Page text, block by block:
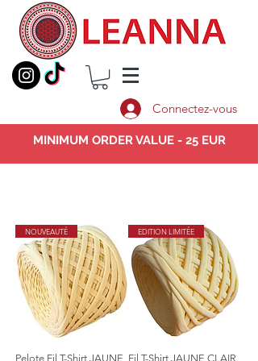
Connectez-vous
MINIMUM ORDER VALUE - 25 EUR
NOUVEAUTÉ
Pelote Fil T-Shirt JAUNE
EDITION LIMITÉE
Fil T-Shirt JAUNE CLAIR